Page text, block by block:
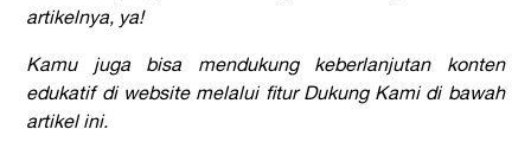
artikelnya, ya!
Kamu juga bisa mendukung keberlanjutan konten
edukatif di website melalui fitur Dukung Kami di bawah
artikel ini.